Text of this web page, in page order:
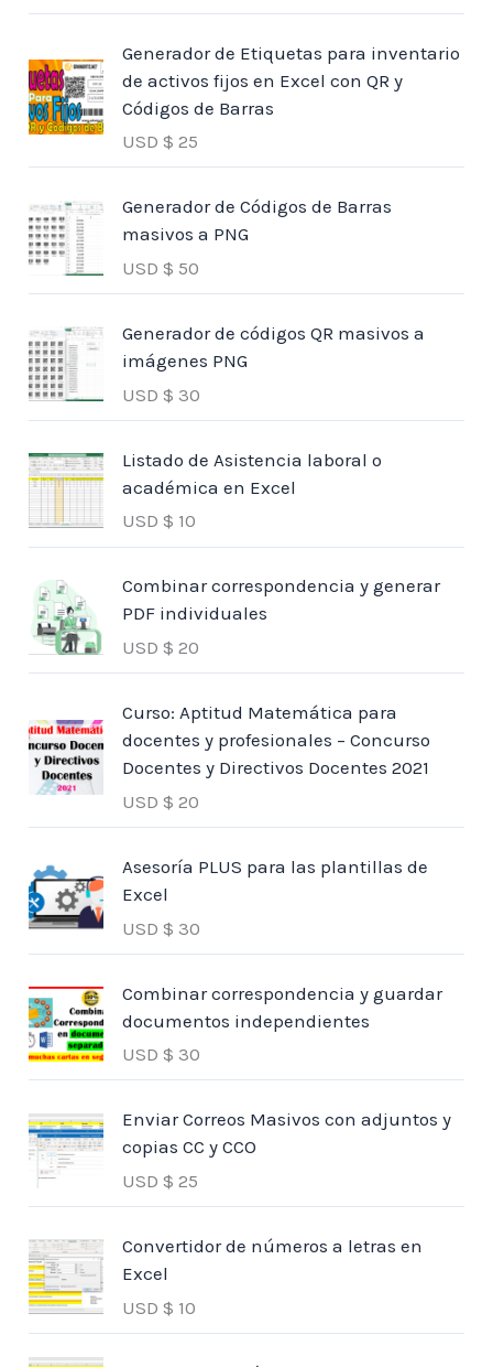
Generador de Etiquetas para inventario
de activos fijos en Excel con QR y
Códigos de Barras
USD $ 25
Generador de Códigos de Barras
masivos a PNG
USD $ 50
Generador de códigos QR masivos a
imágenes PNG
USD $ 30
Listado de Asistencia laboral o
académica en Excel
USD $ 10
Combinar correspondencia y generar
PDF individuales
USD $ 20
Curso: Aptitud Matemática para
docentes y profesionales – Concurso
Docentes y Directivos Docentes 2021
USD $ 20
Asesoría PLUS para las plantillas de
Excel
USD $ 30
Combinar correspondencia y guardar
documentos independientes
USD $ 30
Enviar Correos Masivos con adjuntos y
copias CC y CCO
USD $ 25
Convertidor de números a letras en
Excel
USD $ 10